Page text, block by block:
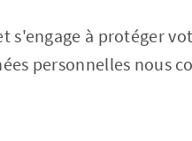
s'engage à protéger
personnelles nous